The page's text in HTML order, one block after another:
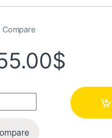
Compare
$